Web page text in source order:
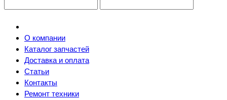
О компании
Каталог запчастей
Доставка и оплата
Статьи
Контакты
Ремонт техники